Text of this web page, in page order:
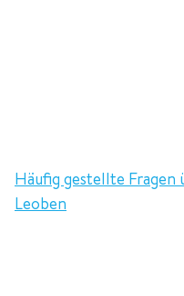
Häufig gestellte Fragen
Leoben